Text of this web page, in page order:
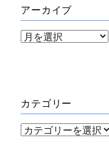
アーカイブ
ア
ブ
カテゴリー
カ